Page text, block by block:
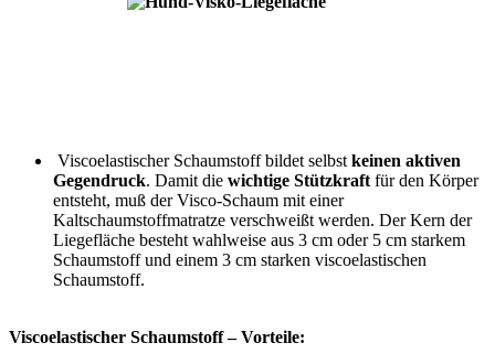
Viscoelastischer Schaumstoff bildet selbst keinen aktiven
Gegendruck. Damit die wichtige Stützkraft für den Körper
entsteht, muß der Visco-Schaum mit einer
Kaltschaumstoffmatratze verschweißt werden. Der Kern der
Liegefläche besteht wahlweise aus 3 cm oder 5 cm starkem
Schaumstoff und einem 3 cm starken viscoelastischen
Schaumstoff.
Viscoelastischer Schaumstoff – Vorteile: